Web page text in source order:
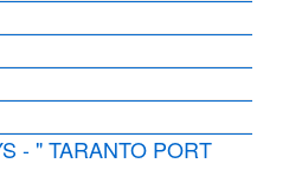
- " TARANTO PORT